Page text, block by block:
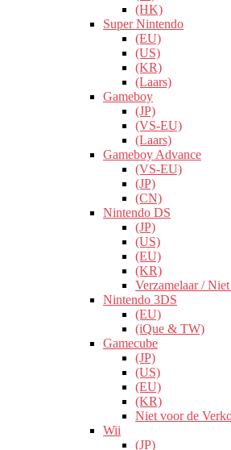
(HK)
Super Nintendo
(EU)
(US)
(KR)
(Laars)
Gameboy
(JP)
(VS-EU)
(Laars)
Gameboy Advance
(VS-EU)
(JP)
(CN)
Nintendo DS
(JP)
(US)
(EU)
(KR)
Verzamelaar /
Nintendo 3DS
(EU)
(iQue & TW)
Gamecube
(JP)
(US)
(EU)
(KR)
Niet voor de
Wii
(JP)